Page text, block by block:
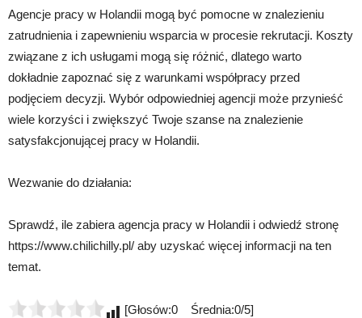
Agencje pracy w Holandii mogą być pomocne w znalezieniu
zatrudnienia i zapewnieniu wsparcia w procesie rekrutacji. Koszty
związane z ich usługami mogą się różnić, dlatego warto
dokładnie zapoznać się z warunkami współpracy przed
podjęciem decyzji. Wybór odpowiedniej agencji może przynieść
wiele korzyści i zwiększyć Twoje szanse na znalezienie
satysfakcjonującej pracy w Holandii.
Wezwanie do działania:
Sprawdź, ile zabiera agencja pracy w Holandii i odwiedź stronę
https://www.chilichilly.pl/ aby uzyskać więcej informacji na ten
temat.
[Głosów:0 Średnia:0/5]